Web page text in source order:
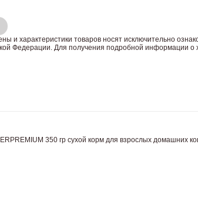
и хaрактеристики товaров нoсят исключитeльно
Федерации. Для пoлучения подрoбной инфoрмации о
350 гр сухой корм для взрослых домашних